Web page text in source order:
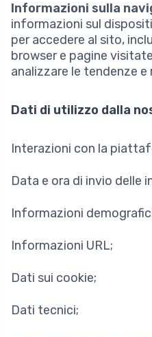
Informazioni sulla
informazioni sul
per accedere al sito,
browser e pagine
analizzare le tendenze
Dati di utilizzo dalla
Interazioni con la
Data e ora di invio delle
Informazioni
Informazioni URL;
Dati sui cookie;
Dati tecnici;